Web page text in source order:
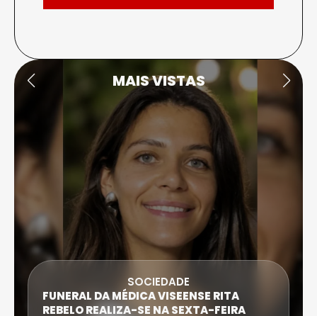
MAIS VISTAS
SOCIEDADE
FUNERAL DA MÉDICA VISEENSE RITA
REBELO REALIZA-SE NA SEXTA-FEIRA